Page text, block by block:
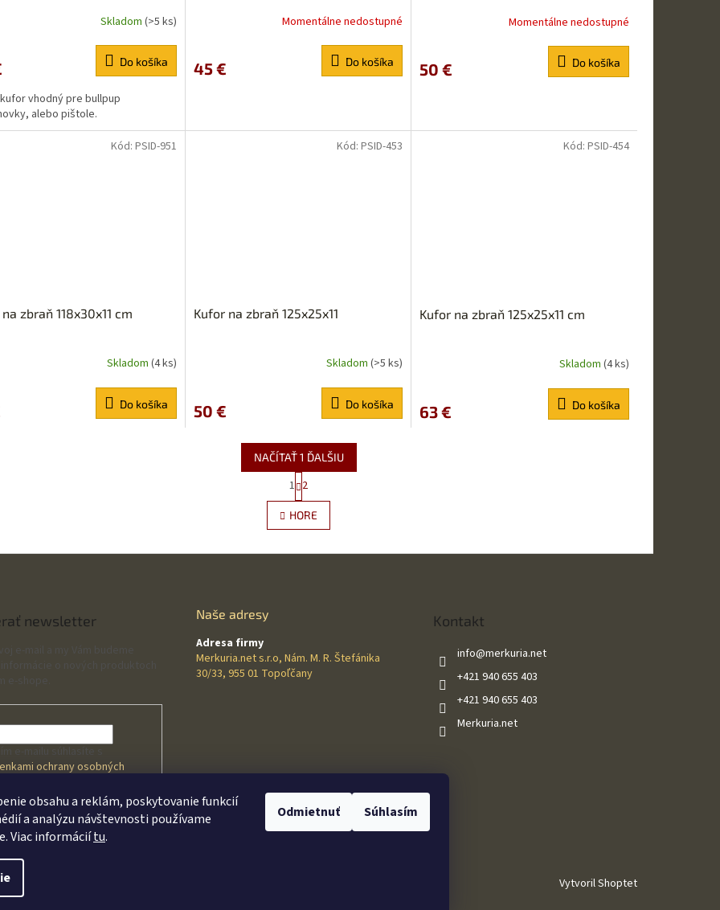
obsahu a reklám, poskytovanie funkcií
a analýzu návštevnosti používame
Viac informáciítu.
Odmietnuť Súhlasím
s
Skladom (>5 ks)
Do košíka
vhodný pre bullpup
alebo pištole.
Momentálne nedostupné
45 € Do košíka
Momentálne nedostupné
50 € Do košíka
zbraň 118x30x11 cm
Skladom (4 ks)
Do košíka
Kód: PSID-951
Kufor na zbraň 125x25x11
Skladom (>5 ks)
50 € Do košíka
Kód: PSID-453
Kufor na zbraň 125x25x11 cm
Skladom (4 ks)
63 € Do košíka
Kód: PSID-454
O
v
l
d
v
k
NAČÍTAŤ 1 ĎALŠIU
S
t
r
á
n
1 2
HORE
newsletter
ochrany osobných
SA
Naše adresy
Adresa firmy
Merkuria.net s.r.o, Nám. M. R. Štefánika
30/33, 955 01 Topoľčany
Kontakt
info@merkuria.net
+421 940 655 403
+421 940 655 403
Merkuria.net
Vytvoril Shoptet
nastavenie cookies